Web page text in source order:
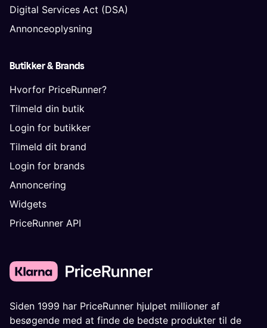
Digital Services Act (DSA)
Annonceoplysning
Butikker & Brands
Hvorfor PriceRunner?
Tilmeld din butik
Login for butikker
Tilmeld dit brand
Login for brands
Annoncering
Widgets
PriceRunner API
Siden 1999 har PriceRunner hjulpet millioner af
besøgende med at finde de bedste produkter til de